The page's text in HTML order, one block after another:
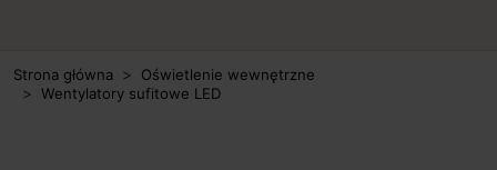
Strona główna
Oświetlenie wewnętrzne
Wentylatory sufitowe LED